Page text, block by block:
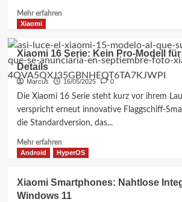
Mehr erfahrenMehr
HyperOS
3.0:
Zukunft
von
Redmi
und
naht
Xiaomi
Xiaomi 16 Serie: Kein Pro-Modell
Details
Marcus 16/05/2025 0
Die Xiaomi 16 Serie steht kurz vor ihrem
verspricht erneut innovative Flaggschiff-
die Standardversion, das...
Mehr erfahrenMehr
Informationen
16
Serie:
Android HyperOS
Xiaomi Smartphones: Nahtlose
Windows 11